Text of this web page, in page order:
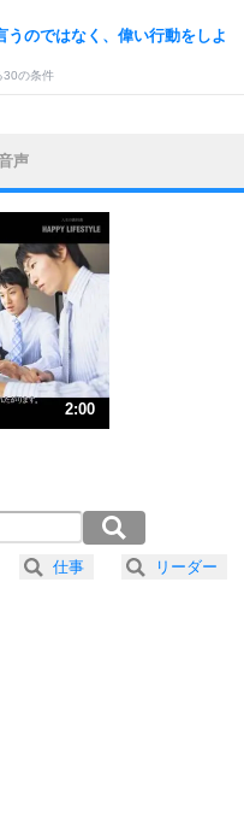
うのではなく、偉い行動をしよ
30の条件
人を見ない。
る30の方法
い原因は、行動しないから。
30の方法
るもの。
りを優しさで表現する。
声
2:00
仕事 リーダー